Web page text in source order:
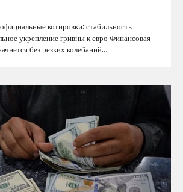
котировки: стабильность
укрепление гривны к евро Финансовая
без резких колебаний…